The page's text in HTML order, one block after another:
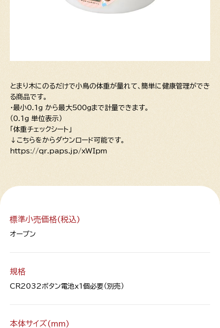
とまり木にのるだけで小鳥の体重が量れて、簡単に健康管理ができ
る商品です。
・最小0.1g から最大500gまで計量できます。
（0.1g 単位表示）
「体重チェックシート」
↓こちらをからダウンロード可能です。
https://qr.paps.jp/xWIpm
標準小売価格(税込)
オープン
規格
CR2032ボタン電池ｘ1個必要（別売）
本体サイズ(mm)